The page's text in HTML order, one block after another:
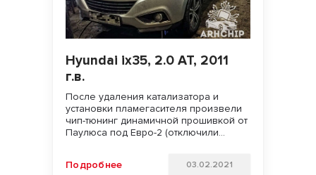
Hyundai ix35, 2.0 AT, 2011
г.в.
После удаления катализатора и
установки пламегасителя произвели
чип-тюнинг динамичной прошивкой от
Паулюса под Евро-2 (отключили
двигателя и улучшили отзывчивость
Подробнее 03.02.2021